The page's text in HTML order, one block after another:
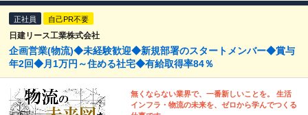
正社員 自己PR不要
日建リース工業株式会社
企画営業(物流)◆未経験歓迎◆新規部署のスタートメンバー◆賞与
年2回◆月1万円～住める社宅◆有給取得率84％
無くならない業界で、一番新しいことを。 生活
インフラ・物流の未来を、ゼロから学んでつくる